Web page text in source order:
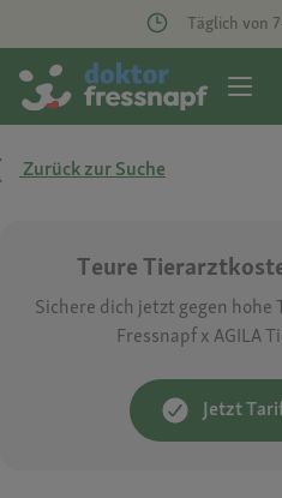
Täglich von
Zurück zur Suche
Teure
Sichere dich jetzt gegen
Fressnapf x AGILA
Jetzt